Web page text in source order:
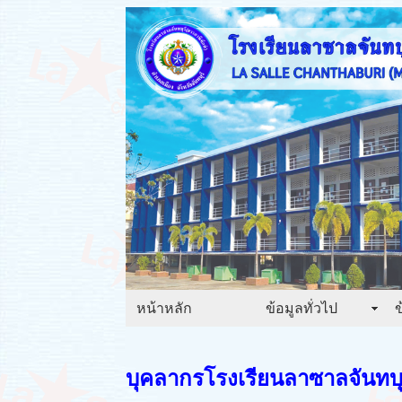
หน้าหลัก ข้อมูลทั่วไป
บุคลากรโรงเรียนลาซาลจันท